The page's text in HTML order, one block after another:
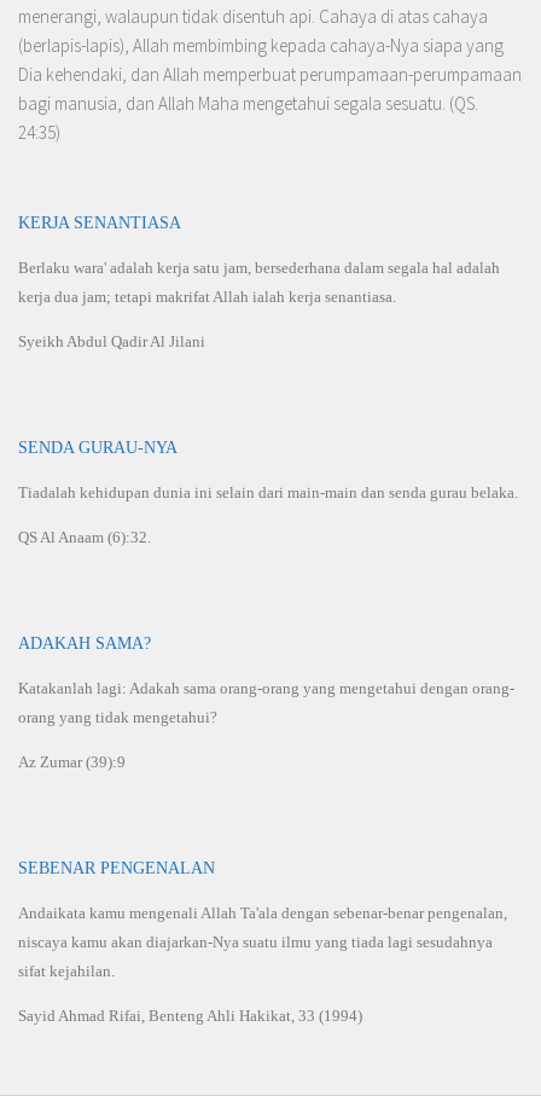
menerangi, walaupun tidak disentuh api. Cahaya di atas cahaya
(berlapis-lapis), Allah membimbing kepada cahaya-Nya siapa yang
Dia kehendaki, dan Allah memperbuat per­umpamaan-perumpamaan
bagi manusia, dan Allah Maha mengetahui segala sesuatu. (QS.
24:35)
KERJA SENANTIASA
Berlaku wara' adalah kerja satu jam, bersederhana dalam segala hal adalah
kerja dua jam; tetapi makrifat Allah ialah kerja senantiasa.
Syeikh Abdul Qadir Al Jilani
SENDA GURAU-NYA
Tiadalah kehidupan dunia ini selain dari main-main dan senda gurau belaka.
QS Al Anaam (6):32.
ADAKAH SAMA?
Katakanlah lagi: Adakah sama orang-orang yang mengetahui dengan orang-
orang yang tidak mengetahui?
Az Zumar (39):9
SEBENAR PENGENALAN
Andaikata kamu mengenali Allah Ta'ala dengan sebenar-benar pengenalan,
niscaya kamu akan diajarkan-Nya suatu ilmu yang tiada lagi sesudahnya
sifat kejahilan.
Sayid Ahmad Rifai, Benteng Ahli Hakikat, 33 (1994)